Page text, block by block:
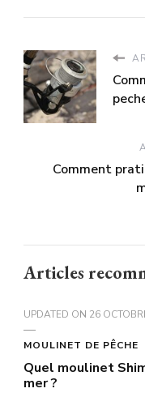
Comment
Articles
UPDATED ON 26
MOULINET DE PÊCHE
Quel moulinet
mer ?